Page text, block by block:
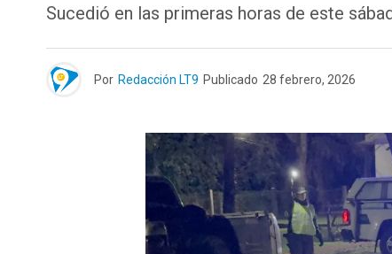
Sucedió en las primeras horas de este
Por Redacción LT9 Publicado 28 febrero, 2026